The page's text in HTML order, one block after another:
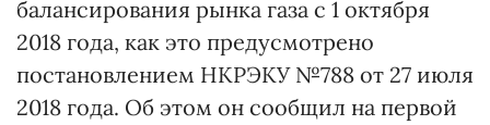
балансирования рынка газа с 1 октября
2018 года, как это предусмотрено
постановлением НКРЭКУ №788 от 27 июля
2018 года. Об этом он сообщил на первой